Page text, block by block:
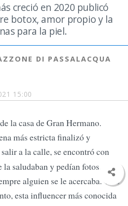
15:00
creció en 2020 publicó
botox, amor propio y la
para la piel.
DI PASSALACQUA
la casa de Gran Hermano.
más estricta finalizó y
a la calle, se encontró con
la saludaban y pedían fotos. Sin
alguien se le acercaba. Y es
esta influencer más conocida